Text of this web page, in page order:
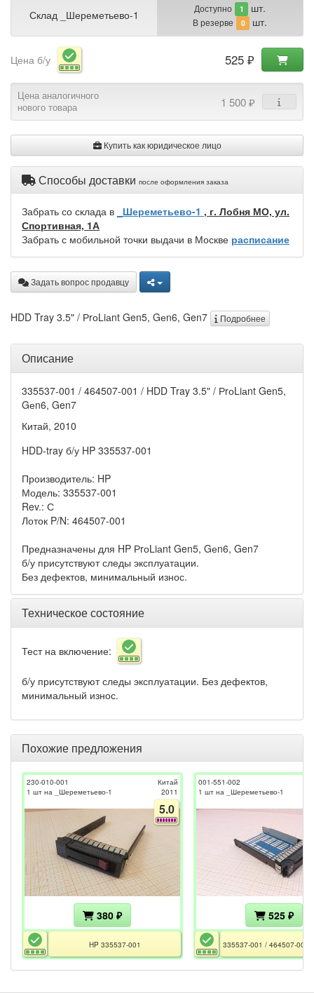
Склад _Шереметьево-1 Доступно 1 шт.
В резерве 0 шт.
Цена б/у 525 ₽
Цена аналогичного
нового товара
1 500 ₽
Купить как юридическое лицо
Способы доставки после оформления заказа
Забрать со склада в _Шереметьево-1 , г. Лобня МО, ул.
Спортивная, 1А
Забрать с мобильной точки выдачи в Москве расписание
Задать вопрос продавцу
HDD Tray 3.5" / РrоLiаnt Gen5, Gеn6, Gen7 Подробнее
Описание
335537-001 / 464507-001 / HDD Tray 3.5" / РrоLiаnt Gen5,
Gеn6, Gen7
Китай, 2010
HDD-tray б/у HP 335537-001
Производитель: HP
Модель: 335537-001
Rev.: С
Лоток P/N: 464507-001
Предназначены для HP РrоLiаnt Gen5, Gеn6, Gen7
б/у присутствуют следы эксплуатации.
Без дефектов, минимальный износ.
Техническое состояние
Тест на включение:
б/у присутствуют следы эксплуатации. Без дефектов,
минимальный износ.
Похожие предложения
230-010-001
1 шт на _Шереметьево-1
Китай
2011
5.0
380 ₽
HP 335537-001
001-551-002
1 шт на _Шереметьево-1
525 ₽